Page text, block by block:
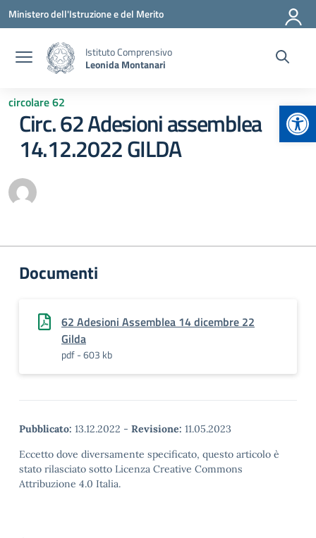
Vai ai contenuti
Vai al menu di navigazione
Vai al footer
Ministero dell'Istruzione e del Merito
Istituto Comprensivo
Leonida Montanari
circolare 62
Circ. 62 Adesioni assemblea
14.12.2022 GILDA
Documenti
62 Adesioni Assemblea 14 dicembre 22
Gilda
pdf - 603 kb
Pubblicato: 13.12.2022 - Revisione: 11.05.2023
Eccetto dove diversamente specificato, questo articolo è
stato rilasciato sotto Licenza Creative Commons
Attribuzione 4.0 Italia.